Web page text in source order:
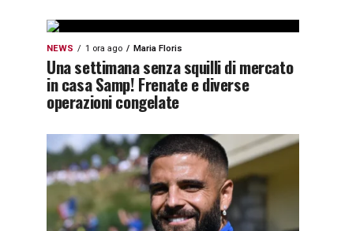
NEWS 1 ora ago Maria Floris
Una settimana senza squilli di mercato
in casa Samp! Frenate e diverse
operazioni congelate